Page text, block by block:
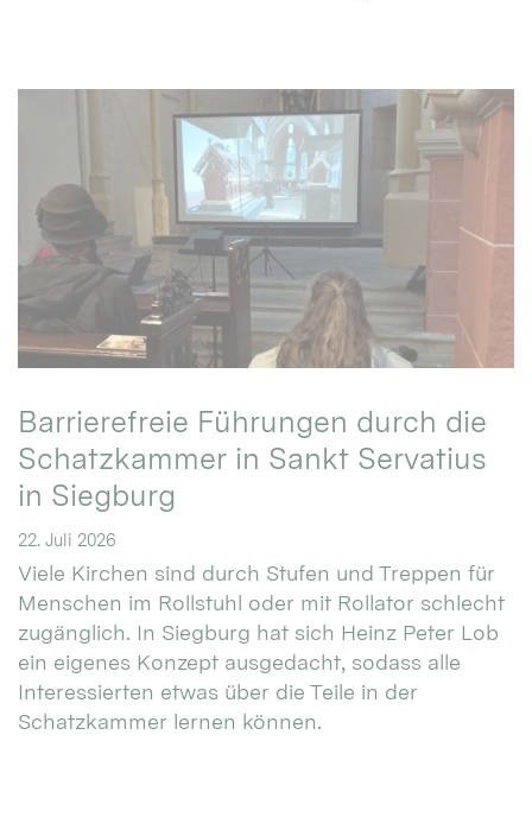
Barrierefreie Führungen durch die
Schatzkammer in Sankt Servatius
in Siegburg
22. Juli 2026
Viele Kirchen sind durch Stufen und Treppen für
Menschen im Rollstuhl oder mit Rollator schlecht
zugänglich. In Siegburg hat sich Heinz Peter Lob
ein eigenes Konzept ausgedacht, sodass alle
Interessierten etwas über die Teile in der
Schatzkammer lernen können.